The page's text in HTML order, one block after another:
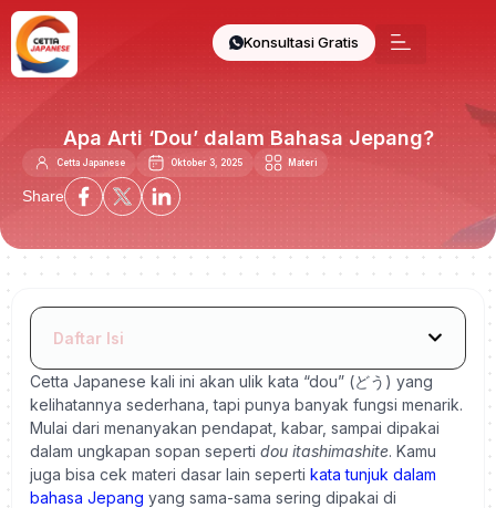
Konsultasi Gratis
Apa Arti ‘Dou’ dalam Bahasa Jepang?
Cetta Japanese Oktober 3, 2025 Materi
Share
Daftar Isi
Cetta Japanese kali ini akan ulik kata “dou” (どう) yang
kelihatannya sederhana, tapi punya banyak fungsi menarik.
Mulai dari menanyakan pendapat, kabar, sampai dipakai
dalam ungkapan sopan seperti dou itashimashite. Kamu
juga bisa cek materi dasar lain seperti kata tunjuk dalam
bahasa Jepang yang sama-sama sering dipakai di